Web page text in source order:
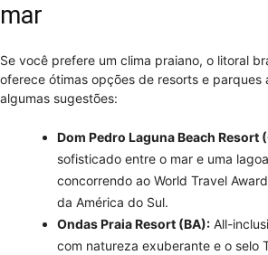
mar
Se você prefere um clima praiano, o litoral
oferece ótimas opções de resorts e parques
algumas sugestões:
Dom Pedro Laguna Beach Resort
sofisticado entre o mar e uma
concorrendo ao World Travel
da América do Sul.
Ondas Praia Resort (BA): All-
com natureza exuberante e o selo